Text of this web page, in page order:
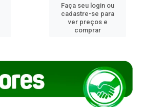
Faça seu login ou
cadastre-se para
ver preços e
comprar